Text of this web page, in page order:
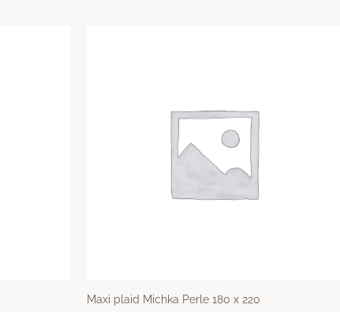
Maxi plaid Michka Perle 180 x 220